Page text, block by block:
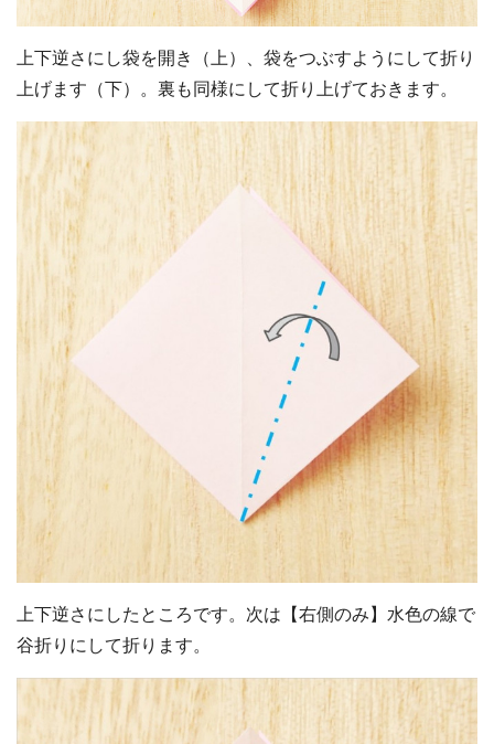
上下逆さにし袋を開き（上）、袋をつぶすようにして折り
上げます（下）。裏も同様にして折り上げておきます。
上下逆さにしたところです。次は【右側のみ】水色の線で
谷折りにして折ります。